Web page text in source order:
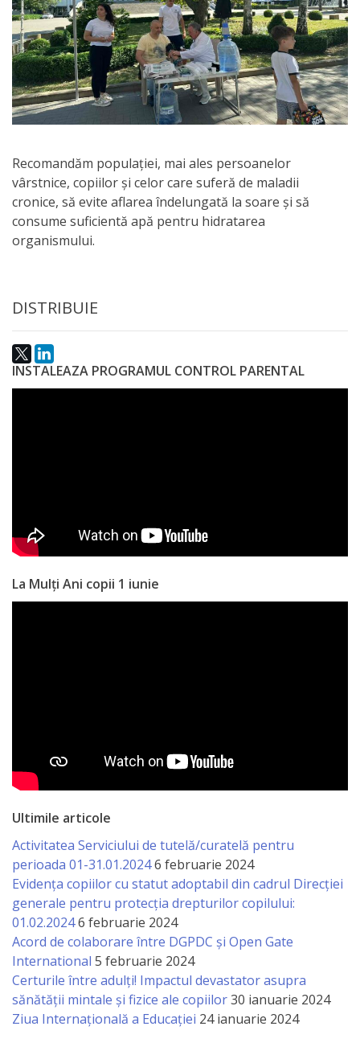
Acte
interne
Media
Comunicate
de
presă
Versiunea
veche
a
Recomandăm populației, mai ales persoanelor
vârstnice, copiilor și celor care suferă de maladii
cronice, să evite aflarea îndelungată la soare și să
consume suficientă apă pentru hidratarea
organismului.
DISTRIBUIE
INSTALEAZA PROGRAMUL CONTROL PARENTAL
La Mulți Ani copii 1 iunie
Ultimile articole
Activitatea Serviciului de tutelă/curatelă pentru
perioada 01-31.01.20246 februarie 2024
Evidența copiilor cu statut adoptabil din cadrul Direcției
generale pentru protecția drepturilor copilului:
01.02.20246 februarie 2024
Acord de colaborare între DGPDC și Open Gate
International 5 februarie 2024
Certurile între adulți! Impactul devastator asupra
sănătății mintale și fizice ale copiilor30 ianuarie 2024
Ziua Internațională a Educației 24 ianuarie 2024